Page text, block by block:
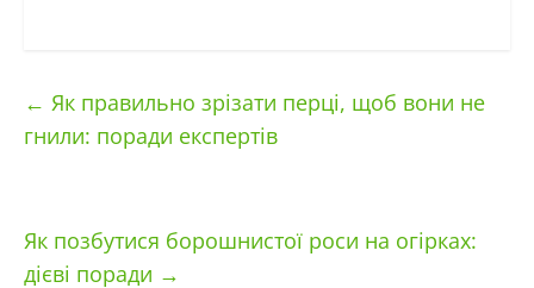
← Як правильно зрізати перці, щоб вони не
гнили: поради експертів
Як позбутися борошнистої роси на огірках:
дієві поради →